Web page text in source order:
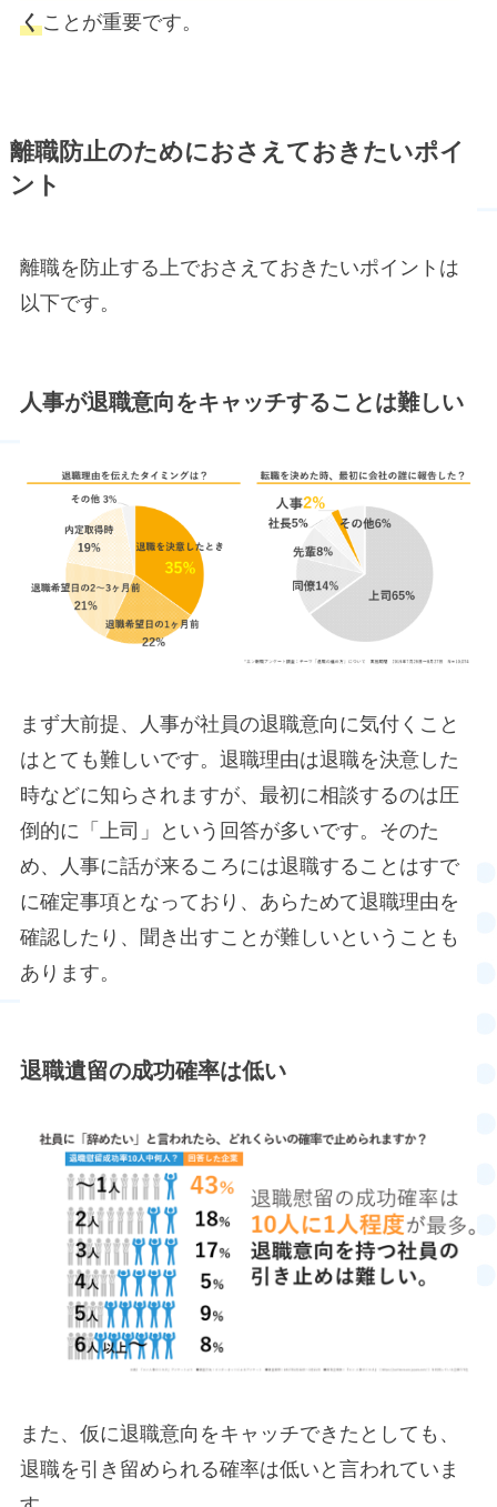
くことが重要です。
離職防止のためにおさえておきたいポイ
ント
離職を防止する上でおさえておきたいポイントは
以下です。
人事が退職意向をキャッチすることは難しい
まず大前提、人事が社員の退職意向に気付くこと
はとても難しいです。退職理由は退職を決意した
時などに知らされますが、最初に相談するのは圧
倒的に「上司」という回答が多いです。そのた
め、人事に話が来るころには退職することはすで
に確定事項となっており、あらためて退職理由を
確認したり、聞き出すことが難しいということも
あります。
退職遺留の成功確率は低い
また、仮に退職意向をキャッチできたとしても、
退職を引き留められる確率は低いと言われていま